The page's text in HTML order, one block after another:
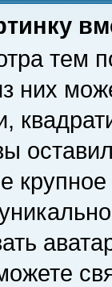
тем
них